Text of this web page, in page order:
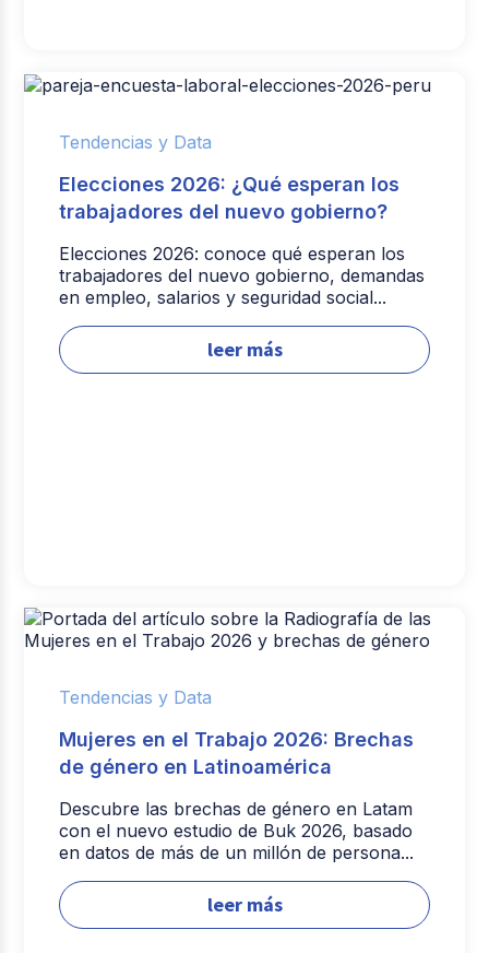
Tendencias y Data
Elecciones 2026: ¿Qué esperan los
trabajadores del nuevo gobierno?
Elecciones 2026: conoce qué esperan los
trabajadores del nuevo gobierno, demandas
en empleo, salarios y seguridad social...
leer más
Tendencias y Data
Mujeres en el Trabajo 2026: Brechas
de género en Latinoamérica
Descubre las brechas de género en Latam
con el nuevo estudio de Buk 2026, basado
en datos de más de un millón de persona...
leer más